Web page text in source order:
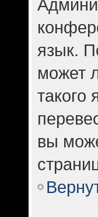
язык.
может
такого
вы